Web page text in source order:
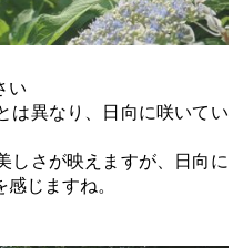
い
は異なり、日向に咲いてい
しさが映えますが、日向に
じますね。